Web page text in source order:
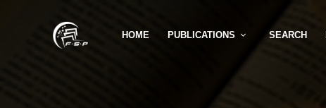
HOME PUBLICATIONS SEARCH